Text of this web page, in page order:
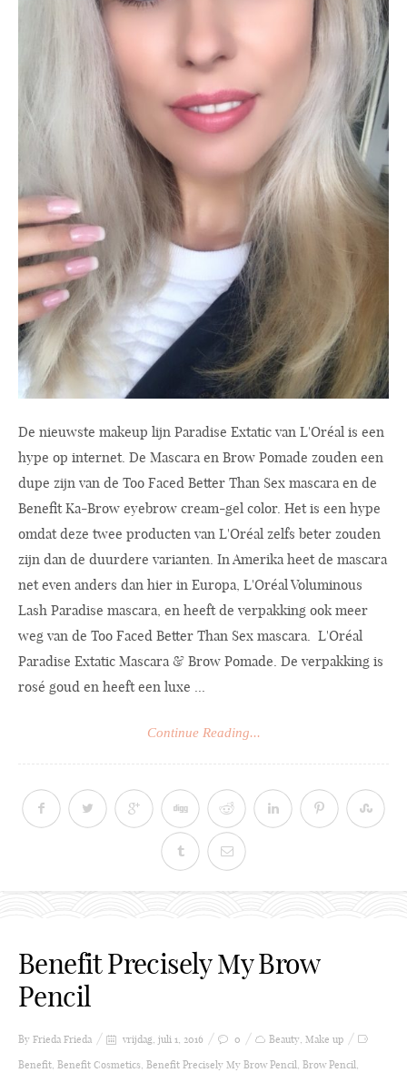
De nieuwste makeup lijn Paradise Extatic van L'Oréal is een
hype op internet. De Mascara en Brow Pomade zouden een
dupe zijn van de Too Faced Better Than Sex mascara en de
Benefit Ka-Brow eyebrow cream-gel color. Het is een hype
omdat deze twee producten van L'Oréal zelfs beter zouden
zijn dan de duurdere varianten. In Amerika heet de mascara
net even anders dan hier in Europa, L'Oréal Voluminous
Lash Paradise mascara, en heeft de verpakking ook meer
weg van de Too Faced Better Than Sex mascara. L'Oréal
Paradise Extatic Mascara & Brow Pomade. De verpakking is
rosé goud en heeft een luxe ...
Continue Reading...
Benefit Precisely My Brow
Pencil
By Frieda Frieda vrijdag, juli 1, 2016 0 Beauty, Make up
Benefit, Benefit Cosmetics, Benefit Precisely My Brow Pencil, Brow Pencil,